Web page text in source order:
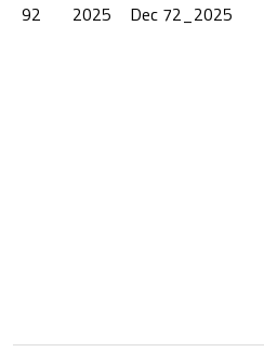
92
2025 Dec 72_2025